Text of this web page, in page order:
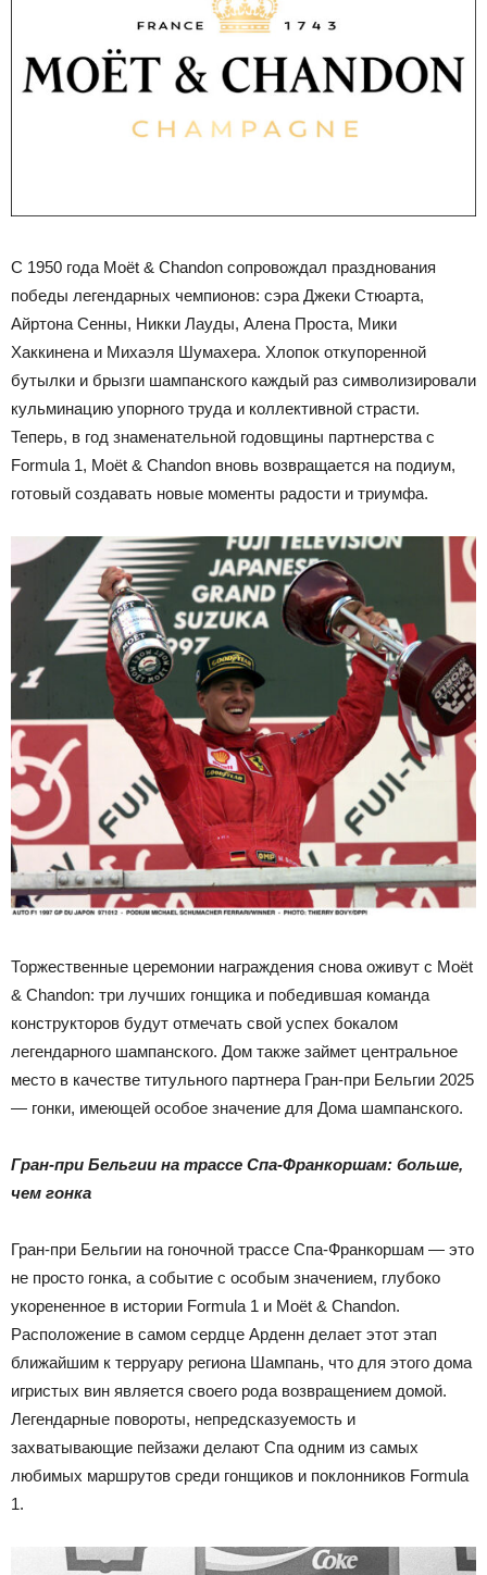
С 1950 года Moët & Chandon сопровождал празднования
победы легендарных чемпионов: сэра Джеки Стюарта,
Айртона Сенны, Никки Лауды, Алена Проста, Мики
Хаккинена и Михаэля Шумахера. Хлопок откупоренной
бутылки и брызги шампанского каждый раз символизировали
кульминацию упорного труда и коллективной страсти.
Теперь, в год знаменательной годовщины партнерства с
Formula 1, Moët & Chandon вновь возвращается на подиум,
готовый создавать новые моменты радости и триумфа.
Торжественные церемонии награждения снова оживут с Moët
& Chandon: три лучших гонщика и победившая команда
конструкторов будут отмечать свой успех бокалом
легендарного шампанского. Дом также займет центральное
место в качестве титульного партнера Гран-при Бельгии 2025
— гонки, имеющей особое значение для Дома шампанского.
Гран-при Бельгии на трассе Спа-Франкоршам: больше,
чем гонка
Гран-при Бельгии на гоночной трассе Спа-Франкоршам — это
не просто гонка, а событие с особым значением, глубоко
укорененное в истории Formula 1 и Moët & Chandon.
Расположение в самом сердце Арденн делает этот этап
ближайшим к терруару региона Шампань, что для этого дома
игристых вин является своего рода возвращением домой.
Легендарные повороты, непредсказуемость и
захватывающие пейзажи делают Спа одним из самых
любимых маршрутов среди гонщиков и поклонников Formula
1.